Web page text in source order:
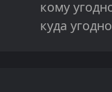
кому
куда